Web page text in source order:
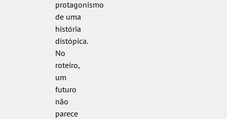
protagonismo
de uma
história
distópica.
No
roteiro,
um
futuro
não
parece